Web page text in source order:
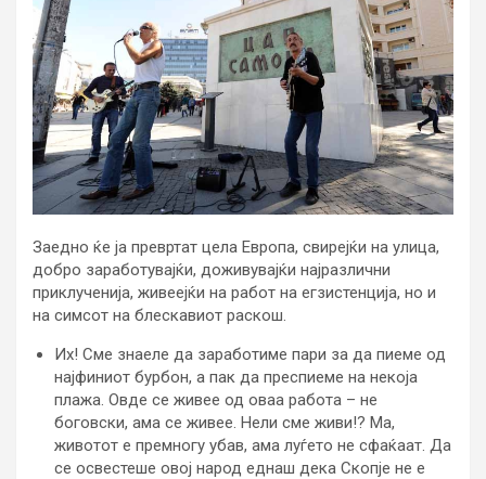
Заедно ќе ја превртат цела Европа, свирејќи на улица,
добро заработувајќи, доживувајќи најразлични
приклученија, живеејќи на работ на егзистенција, но и
на симсот на блескавиот раскош.
Их! Сме знаеле да заработиме пари за да пиеме од
најфиниот бурбон, а пак да преспиеме на некоја
плажа. Овде се живее од оваа работа – не
боговски, ама се живее. Нели сме живи!? Ма,
животот е премногу убав, ама луѓето не сфаќаат. Да
се освестеше овој народ еднаш дека Скопје не е